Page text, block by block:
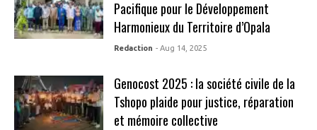
Pacifique pour le Développement
Harmonieux du Territoire d’Opala
Redaction - Aug 14, 2025
Genocost 2025 : la société civile de la
Tshopo plaide pour justice, réparation
et mémoire collective